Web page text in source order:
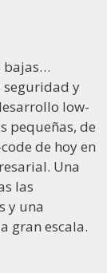
bajas…
seguridad y
low-
pequeñas, de
de hoy en
Una
las
y una
gran escala.